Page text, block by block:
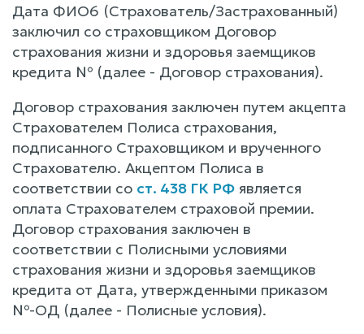
Дата ФИО6 (Страхователь/Застрахованный)
заключил со страховщиком Договор
страхования жизни и здоровья заемщиков
кредита № (далее - Договор страхования).
Договор страхования заключен путем акцепта
Страхователем Полиса страхования,
подписанного Страховщиком и врученного
Страхователю. Акцептом Полиса в
соответствии со ст. 438 ГК РФ является
оплата Страхователем страховой премии.
Договор страхования заключен в
соответствии с Полисными условиями
страхования жизни и здоровья заемщиков
кредита от Дата, утвержденными приказом
№-ОД (далее - Полисные условия).